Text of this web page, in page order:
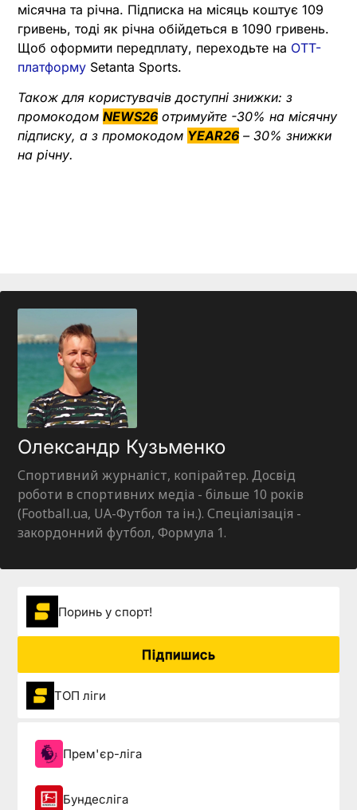
місячна та річна. Підписка на місяць коштує 109
гривень, тоді як річна обійдеться в 1090 гривень.
Щоб оформити передплату, переходьте на OTT-
платформу Setanta Sports.
Також для користувачів доступні знижки: з
промокодом NEWS26отримуйте -30% на місячну
підписку, а з промокодом YEAR26– 30% знижки
на річну.
Олександр Кузьменко
Спортивний журналіст, копірайтер. Досвід
роботи в спортивних медіа - більше 10 років
(Football.ua, UA-Футбол та ін.). Спеціалізація -
закордонний футбол, Формула 1.
Поринь у спорт!
Підпишись
ТОП ліги
Прем'єр-ліга
Бундесліга